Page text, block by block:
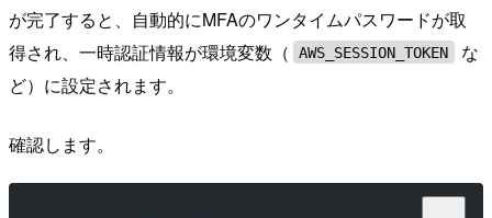
が完了すると、自動的にMFAのワンタイムパスワードが取
得され、一時認証情報が環境変数（
AWS_SESSION_TOKEN
な
ど）に設定されます。
確認します。